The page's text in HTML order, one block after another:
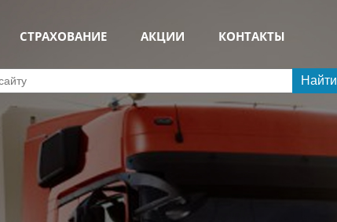
СТРАХОВАНИЕ АКЦИИ КОНТАКТЫ
Найти